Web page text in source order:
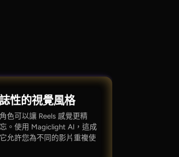
性的視覺風格
色可以讓 Reels 感覺更精
。使用 Magiclight AI，這成
允許您為不同的影片重複使